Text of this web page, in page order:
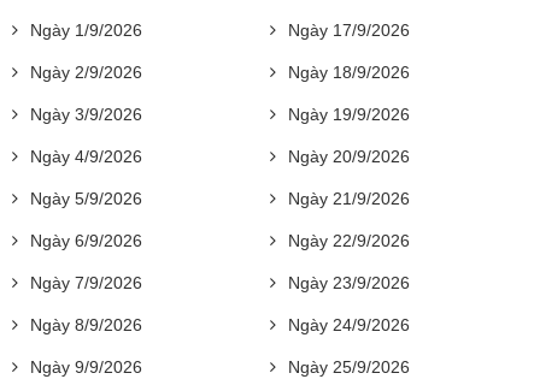
Ngày 1/9/2026
Ngày 2/9/2026
Ngày 3/9/2026
Ngày 4/9/2026
Ngày 5/9/2026
Ngày 6/9/2026
Ngày 7/9/2026
Ngày 8/9/2026
Ngày 9/9/2026
Ngày 17/9/2026
Ngày 18/9/2026
Ngày 19/9/2026
Ngày 20/9/2026
Ngày 21/9/2026
Ngày 22/9/2026
Ngày 23/9/2026
Ngày 24/9/2026
Ngày 25/9/2026